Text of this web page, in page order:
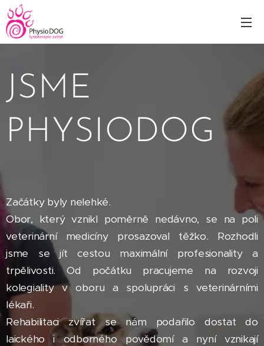
JSME
PHYSIODOG
Začátky byly nelehké.
Obor, který vznikl poměrně nedávno, se na poli
veterinární medicíny prosazoval těžko. Rozhodli
jsme se jít cestou maximální profesionality a
trpělivosti. Od počátku pracujeme na rozvoji
kolegiality v oboru a spolupráci s veterinárními
lékaři.
Rehabilitaci zvířat se nám podařilo dostat do
laického i odborného povědomí a nyní vznikají